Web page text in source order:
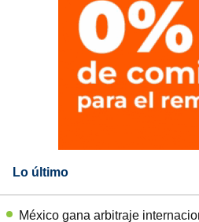
Lo último
México gana arbitraje